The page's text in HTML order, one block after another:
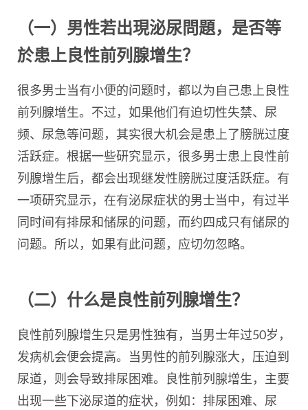
（一）男性若出現泌尿問題，是否等
於患上良性前列腺增生？
很多男士当有小便的问题时，都以为自己患上良性
前列腺增生。不过，如果他们有迫切性失禁、尿
频、尿急等问题，其实很大机会是患上了膀胱过度
活跃症。根据一些研究显示，很多男士患上良性前
列腺增生后，都会出现继发性膀胱过度活跃症。有
一项研究显示，在有泌尿症状的男士当中，有过半
同时间有排尿和储尿的问题，而约四成只有储尿的
问题。所以，如果有此问题，应切勿忽略。
（二）什么是良性前列腺增生？
良性前列腺增生只是男性独有，当男士年过50岁，
发病机会便会提高。当男性的前列腺涨大，压迫到
尿道，则会导致排尿困难。良性前列腺增生，主要
出现一些下泌尿道的症状，例如：排尿困难、尿